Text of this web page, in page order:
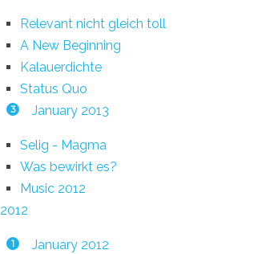
Relevant nicht gleich toll
A New Beginning
Kalauerdichte
Status Quo
3 January 2013
Selig - Magma
Was bewirkt es?
Music 2012
2012
1 January 2012